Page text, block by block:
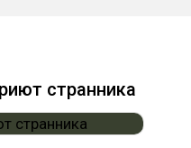
странника